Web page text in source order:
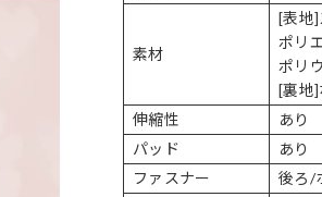
素材
[表地]
ポリ
ポリ
[裏地]
伸縮性
あり
パッド
あり
ファスナー
後ろ/